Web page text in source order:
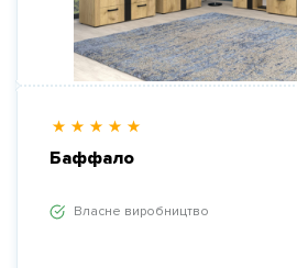
Вакансії
Баффало
Власне виробництво